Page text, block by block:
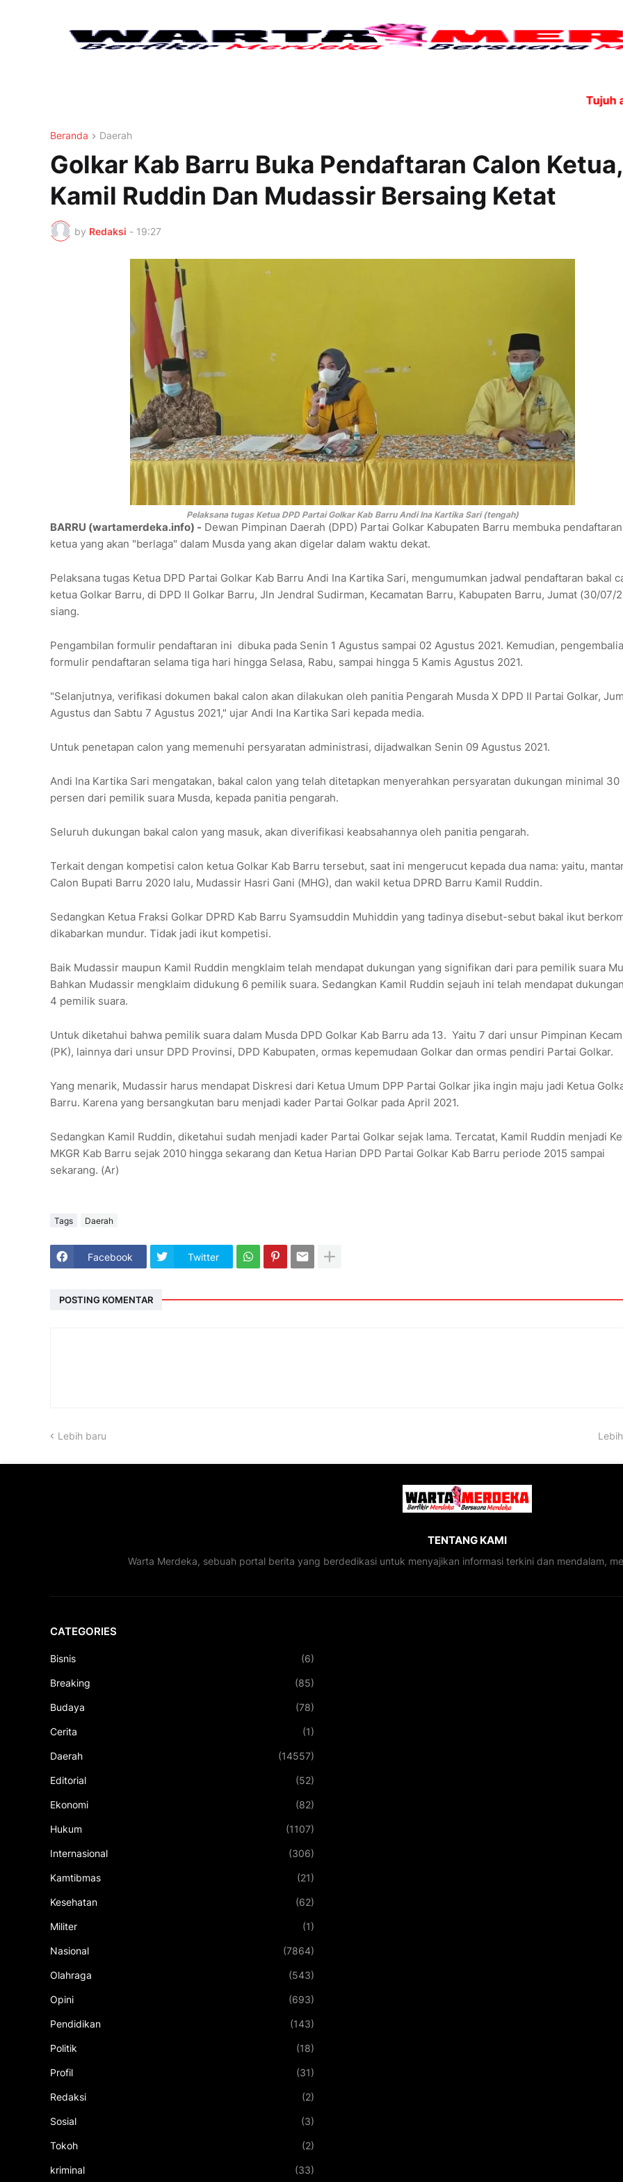
Tujuh
Beranda Daerah
Golkar Kab Barru Buka Pendaftaran Calon Ketua,
Kamil Ruddin Dan Mudassir Bersaing Ketat
by Redaksi - 19:27
Pelaksana tugas Ketua DPD Partai Golkar Kab Barru Andi Ina Kartika Sari (tengah)
BARRU (wartamerdeka.info) - Dewan Pimpinan Daerah (DPD) Partai Golkar Kabupaten Barru membuka
ketua yang akan "berlaga" dalam Musda yang akan digelar dalam waktu dekat.
Pelaksana tugas Ketua DPD Partai Golkar Kab Barru Andi Ina Kartika Sari, mengumumkan jadwal pendaftaran bakal
ketua Golkar Barru, di DPD II Golkar Barru, Jln Jendral Sudirman, Kecamatan Barru, Kabupaten Barru, Jumat (30/07/
siang.
Pengambilan formulir pendaftaran ini dibuka pada Senin 1 Agustus sampai 02 Agustus 2021. Kemudian,
formulir pendaftaran selama tiga hari hingga Selasa, Rabu, sampai hingga 5 Kamis Agustus 2021.
"Selanjutnya, verifikasi dokumen bakal calon akan dilakukan oleh panitia Pengarah Musda X DPD II Partai Golkar,
Agustus dan Sabtu 7 Agustus 2021," ujar Andi Ina Kartika Sari kepada media.
Untuk penetapan calon yang memenuhi persyaratan administrasi, dijadwalkan Senin 09 Agustus 2021.
Andi Ina Kartika Sari mengatakan, bakal calon yang telah ditetapkan menyerahkan persyaratan dukungan minimal 30
persen dari pemilik suara Musda, kepada panitia pengarah.
Seluruh dukungan bakal calon yang masuk, akan diverifikasi keabsahannya oleh panitia pengarah.
Terkait dengan kompetisi calon ketua Golkar Kab Barru tersebut, saat ini mengerucut kepada dua nama: yaitu,
Calon Bupati Barru 2020 lalu, Mudassir Hasri Gani (MHG), dan wakil ketua DPRD Barru Kamil Ruddin.
Sedangkan Ketua Fraksi Golkar DPRD Kab Barru Syamsuddin Muhiddin yang tadinya disebut-sebut bakal ikut
dikabarkan mundur. Tidak jadi ikut kompetisi.
Baik Mudassir maupun Kamil Ruddin mengklaim telah mendapat dukungan yang signifikan dari para pemilik suara
Bahkan Mudassir mengklaim didukung 6 pemilik suara. Sedangkan Kamil Ruddin sejauh ini telah mendapat
4 pemilik suara.
Untuk diketahui bahwa pemilik suara dalam Musda DPD Golkar Kab Barru ada 13. Yaitu 7 dari unsur Pimpinan
(PK), lainnya dari unsur DPD Provinsi, DPD Kabupaten, ormas kepemudaan Golkar dan ormas pendiri Partai Golkar.
Yang menarik, Mudassir harus mendapat Diskresi dari Ketua Umum DPP Partai Golkar jika ingin maju jadi Ketua
Barru. Karena yang bersangkutan baru menjadi kader Partai Golkar pada April 2021.
Sedangkan Kamil Ruddin, diketahui sudah menjadi kader Partai Golkar sejak lama. Tercatat, Kamil Ruddin menjadi
MKGR Kab Barru sejak 2010 hingga sekarang dan Ketua Harian DPD Partai Golkar Kab Barru periode 2015 sampai
sekarang. (Ar)
Tags Daerah
Facebook Twitter
POSTING KOMENTAR
Lebih baru
TENTANG KAMI
Warta Merdeka, sebuah portal berita yang berdedikasi untuk menyajikan informasi terkini dan mendalam,
CATEGORIES
Bisnis (6)
Breaking (85)
Budaya (78)
Cerita (1)
Daerah (14557)
Editorial (52)
Ekonomi (82)
Hukum (1107)
Internasional (306)
Kamtibmas (21)
Kesehatan (62)
Militer (1)
Nasional (7864)
Olahraga (543)
Opini (693)
Pendidikan (143)
Politik (18)
Profil (31)
Redaksi (2)
Sosial (3)
Tokoh (2)
kriminal (33)